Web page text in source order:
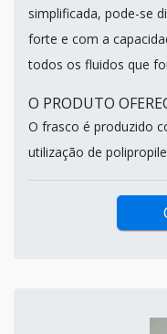
simplificada, pode-se
forte e com a
todos os fluidos que
O PRODUTO
O frasco é produzido
utilização de